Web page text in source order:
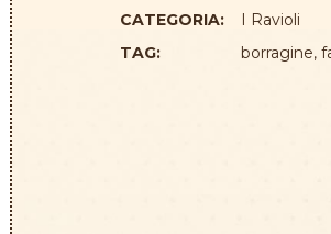
CATEGORIA:
I Ravioli
TAG:
borragine,